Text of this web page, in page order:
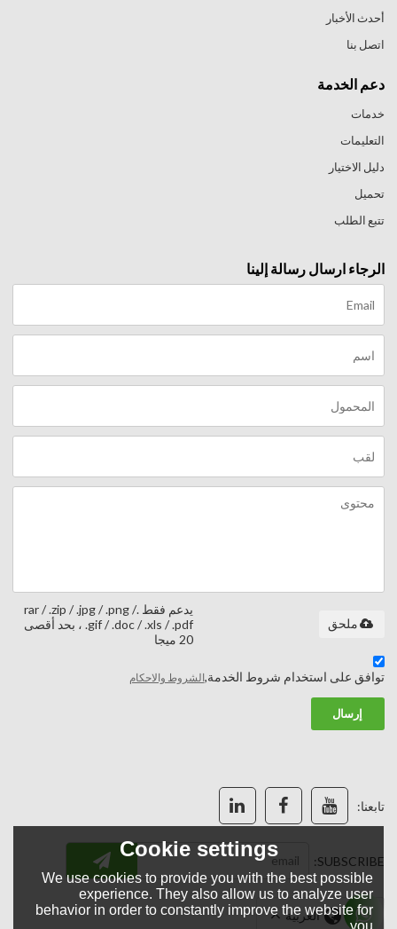
أحدث الأخبار
اتصل بنا
دعم الخدمة
خدمات
التعليمات
دليل الاختيار
تحميل
تتبع الطلب
الرجاء ارسال رسالة إلينا
يدعم فقط .rar / .zip / .jpg / .png /
.gif / .doc / .xls / .pdf ، بحد أقصى
20 ميجا
ملحق
توافق على استخدام شروط الخدمة,الشروط والاحكام
إرسال
تابعنا:
SUBSCRIBE:
لغة: العربية
Cookie settings
We use cookies to provide you with the best possible
experience. They also allow us to analyze user
behavior in order to constantly improve the website for
you.